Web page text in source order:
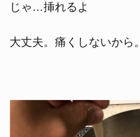
じゃ…挿れるよ
大丈夫。痛くしないから。